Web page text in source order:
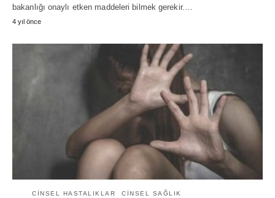
bakanlığı onaylı etken maddeleri bilmek gerekir.…
4 yıl önce
CINSEL HASTALIKLAR CINSEL SAĞLIK